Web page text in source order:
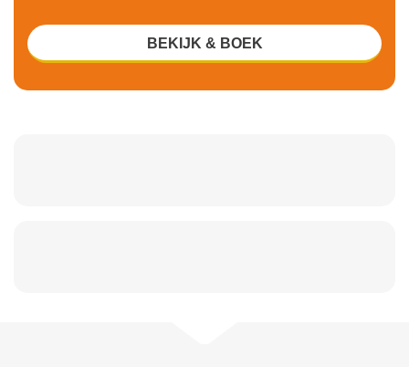
BEKIJK & BOEK